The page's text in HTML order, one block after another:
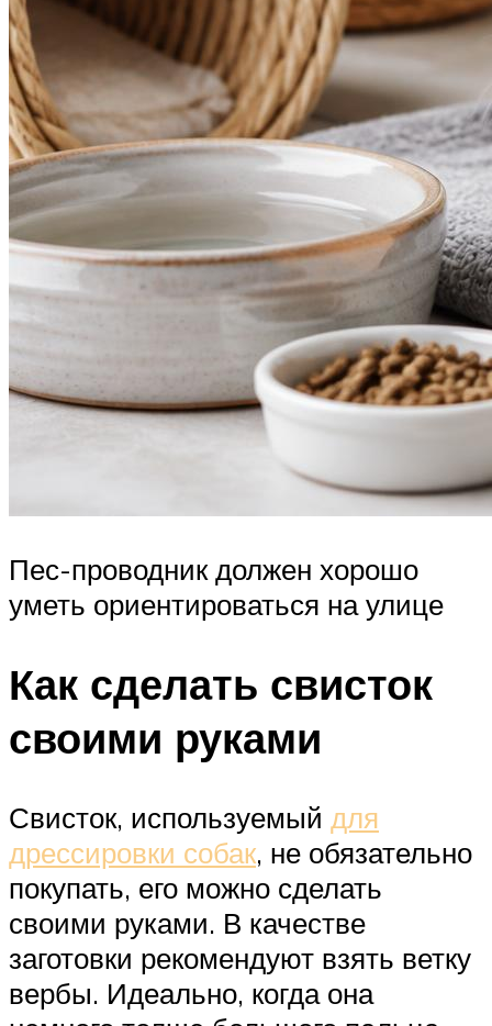
Пес-проводник должен хорошо
уметь ориентироваться на улице
Как сделать свисток
своими руками
Свисток, используемый для
дрессировки собак, не обязательно
покупать, его можно сделать
своими руками. В качестве
заготовки рекомендуют взять ветку
вербы. Идеально, когда она